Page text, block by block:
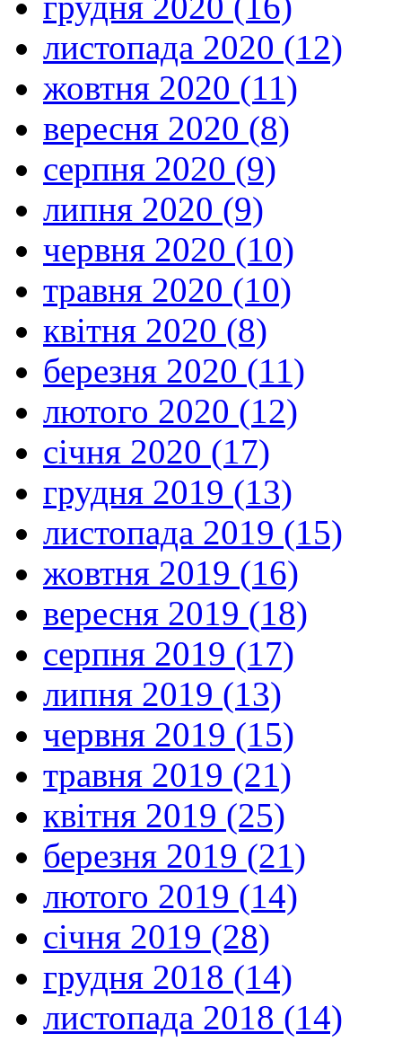
листопада 2020 (12)
жовтня 2020 (11)
вересня 2020 (8)
серпня 2020 (9)
липня 2020 (9)
червня 2020 (10)
травня 2020 (10)
квітня 2020 (8)
березня 2020 (11)
лютого 2020 (12)
січня 2020 (17)
грудня 2019 (13)
листопада 2019 (15)
жовтня 2019 (16)
вересня 2019 (18)
серпня 2019 (17)
липня 2019 (13)
червня 2019 (15)
травня 2019 (21)
квітня 2019 (25)
березня 2019 (21)
лютого 2019 (14)
січня 2019 (28)
грудня 2018 (14)
листопада 2018 (14)